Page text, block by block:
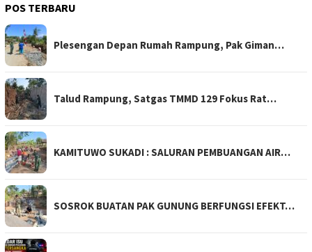
POS TERBARU
Plesengan Depan Rumah Rampung, Pak Giman…
Talud Rampung, Satgas TMMD 129 Fokus Rat…
KAMITUWO SUKADI : SALURAN PEMBUANGAN AIR…
SOSROK BUATAN PAK GUNUNG BERFUNGSI EFEKT…